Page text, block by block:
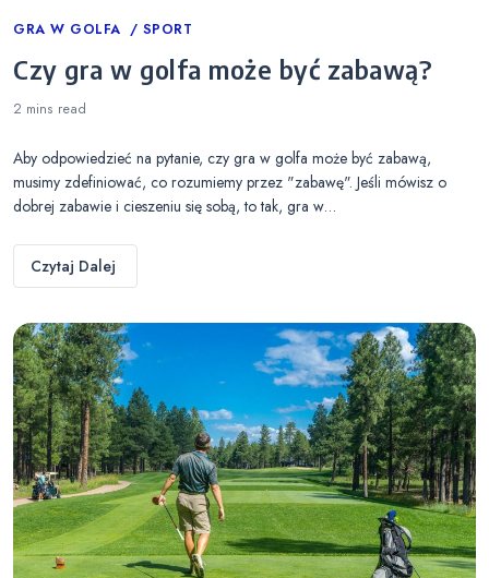
Categories
GRA W GOLFA SPORT
Czy gra w golfa może być zabawą?
2 mins read
Aby odpowiedzieć na pytanie, czy gra w golfa może być zabawą,
musimy zdefiniować, co rozumiemy przez "zabawę". Jeśli mówisz o
dobrej zabawie i cieszeniu się sobą, to tak, gra w…
Czytaj Dalej